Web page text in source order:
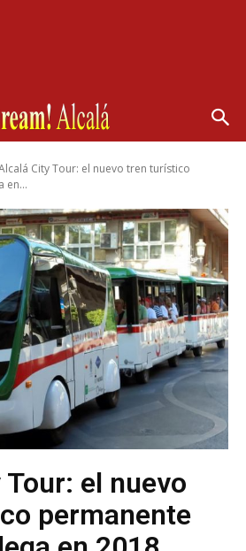
City Tour: el nuevo tren turístico
en...
el nuevo
permanente